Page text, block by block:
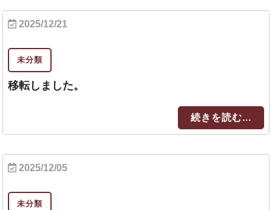
2025/12/21
未分類
移転しました。
続きを読む...
2025/12/05
未分類